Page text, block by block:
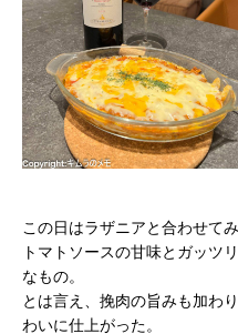
この日はラザニアと合わせてみ
トマトソースの甘味とガッツ
なもの。
とは言え、挽肉の旨みも加わ
わいに仕上がった。